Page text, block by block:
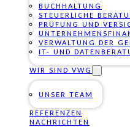
BUCHHALTUNG
STEUERLICHE
PRÜFUNG UND
VERWALTUNG DER
IT- UND
WIR SIND VWG
UNSER TEAM
REFERENZEN
NACHRICHTEN